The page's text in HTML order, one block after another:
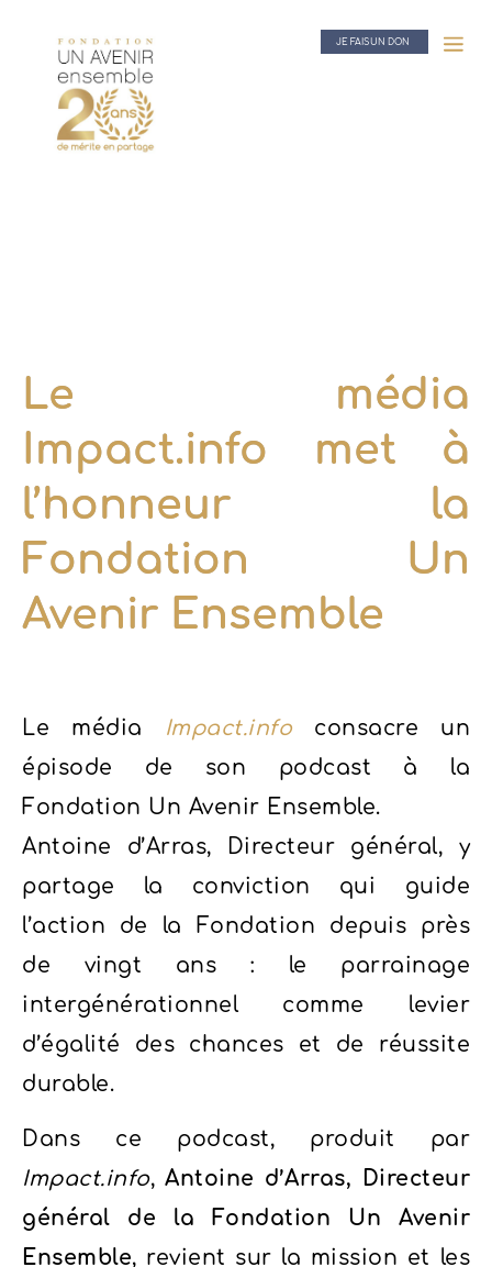
JE FAIS UN DON
Le média
Impact.info met à
l’honneur la
Fondation Un
Avenir Ensemble
Le média Impact.infoconsacre un
épisode de son podcast à la
Fondation Un Avenir Ensemble.
Antoine d’Arras, Directeur général, y
partage la conviction qui guide
l’action de la Fondation depuis près
de vingt ans : le parrainage
intergénérationnel comme levier
d’égalité des chances et de réussite
durable.
Dans ce podcast, produit par
Impact.info,Antoine d’Arras, Directeur
général de la Fondation Un Avenir
Ensemble, revient sur la mission et les